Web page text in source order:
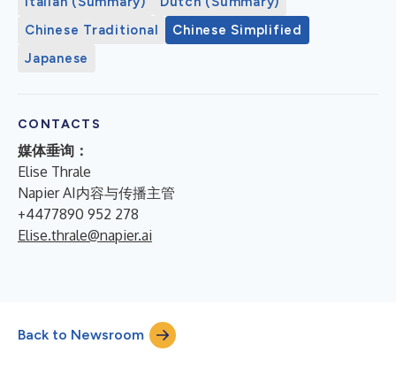
Chinese Traditional
Chinese Simplified
Japanese
CONTACTS
媒体垂询：
Elise Thrale
Napier AI内容与传播主管
+4477890 952 278
Elise.thrale@napier.ai
Back to Newsroom